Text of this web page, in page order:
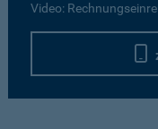
Video: